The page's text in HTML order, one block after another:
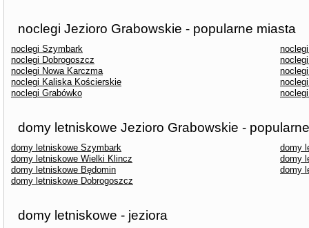
noclegi Jezioro Grabowskie - popularne miasta
noclegi Szymbark
noclegi Dobrogoszcz
noclegi Nowa Karczma
noclegi Kaliska Kościerskie
noclegi Grabówko
domy letniskowe Jezioro Grabowskie -
domy letniskowe Szymbark
domy
domy letniskowe Wielki Klincz
domy
domy letniskowe Będomin
domy
domy letniskowe Dobrogoszcz
domy letniskowe - jeziora